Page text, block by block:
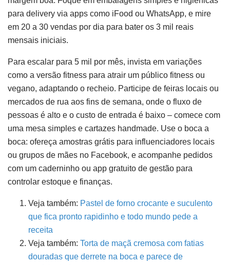
para delivery via apps como iFood ou WhatsApp, e mire
em 20 a 30 vendas por dia para bater os 3 mil reais
mensais iniciais.
Para escalar para 5 mil por mês, invista em variações
como a versão fitness para atrair um público fitness ou
vegano, adaptando o recheio. Participe de feiras locais ou
mercados de rua aos fins de semana, onde o fluxo de
pessoas é alto e o custo de entrada é baixo – comece com
uma mesa simples e cartazes handmade. Use o boca a
boca: ofereça amostras grátis para influenciadores locais
ou grupos de mães no Facebook, e acompanhe pedidos
com um caderninho ou app gratuito de gestão para
controlar estoque e finanças.
Veja também: Pastel de forno crocante e suculento
que fica pronto rapidinho e todo mundo pede a
receita
Veja também: Torta de maçã cremosa com fatias
douradas que derrete na boca e parece de